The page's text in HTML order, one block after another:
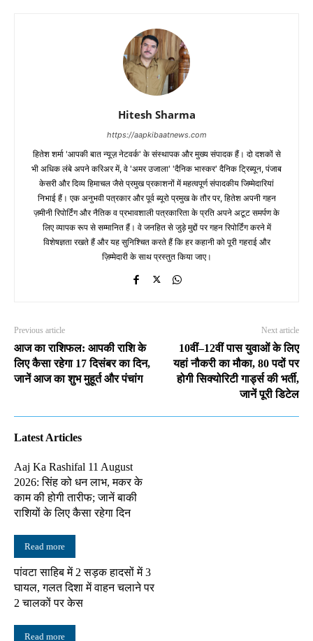
Hitesh Sharma
https://aapkibaatnews.com
हितेश शर्मा 'आपकी बात न्यूज़ नेटवर्क' के संस्थापक और मुख्य संपादक हैं। दो दशकों से
भी अधिक लंबे अपने करिअर में, वे 'अमर उजाला' 'दैनिक भास्कर' दैनिक ट्रिब्यून, पंजाब
केसरी और दिव्य हिमाचल जैसे प्रमुख प्रकाशनों में महत्वपूर्ण संपादकीय जिम्मेदारियां
निभाई हैं। एक अनुभवी पत्रकार और पूर्व ब्यूरो प्रमुख के तौर पर, हितेश अपनी गहन
ज़मीनी रिपोर्टिंग और नैतिक व प्रभावशाली पत्रकारिता के प्रति अपने अटूट समर्पण के
लिए व्यापक रूप से सम्मानित हैं। वे जनहित से जुड़े मुद्दों पर गहन रिपोर्टिंग करने में
विशेषज्ञता रखते हैं और यह सुनिश्चित करते हैं कि हर कहानी को पूरी गहराई और
ज़िम्मेदारी के साथ प्रस्तुत किया जाए।
Previous article
आज का राशिफल: आपकी राशि के
लिए कैसा रहेगा 17 दिसंबर का दिन,
जानें आज का शुभ मुहूर्त और पंचांग
Next article
10वीं–12वीं पास युवाओं के लिए
यहां नौकरी का मौका, 80 पदों पर
होगी सिक्योरिटी गार्ड्स की भर्ती,
जानें पूरी डिटेल
Latest Articles
Aaj Ka Rashifal 11 August
2026: सिंह को धन लाभ, मकर के
काम की होगी तारीफ; जानें बाकी
राशियों के लिए कैसा रहेगा दिन
Read more
पांवटा साहिब में 2 सड़क हादसों में 3
घायल, गलत दिशा में वाहन चलाने पर
2 चालकों पर केस
Read more